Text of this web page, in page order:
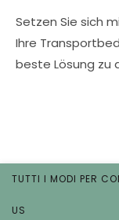
Setzen Sie sich
Ihre
beste Lösung zu
TUTTI I MODI PER
US